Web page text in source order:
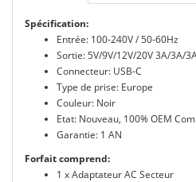
Spécification:
Entrée: 100-240V / 50-60Hz
Sortie: 5V/9V/12V/20V 3A/3A/
Connecteur: USB-C
Type de prise: Europe
Couleur: Noir
Etat: Nouveau, 100% OEM
Garantie: 1 AN
Forfait comprend:
1 x Adaptateur AC Secteur